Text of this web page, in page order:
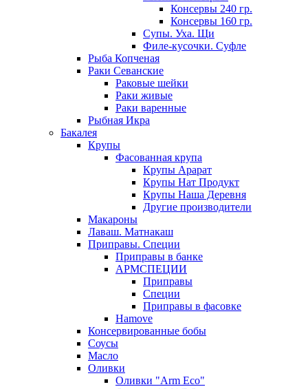
Консервы 240 гр.
Консервы 160 гр.
Супы. Уха. Щи
Филе-кусочки. Суфле
Рыба Копченая
Раки Севанские
Раковые шейки
Раки живые
Раки варенные
Рыбная Икра
Бакалея
Крупы
Фасованная крупа
Крупы Арарат
Крупы Нат Продукт
Крупы Наша Деревня
Другие производители
Макароны
Лаваш. Матнакаш
Приправы. Специи
Приправы в банке
АРМСПЕЦИИ
Приправы
Специи
Приправы в фасовке
Hamove
Консервированные бобы
Соусы
Масло
Оливки
Оливки "Arm Eco"